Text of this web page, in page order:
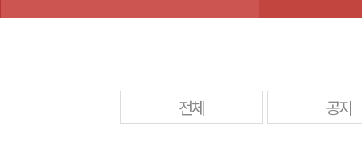
전체 공지